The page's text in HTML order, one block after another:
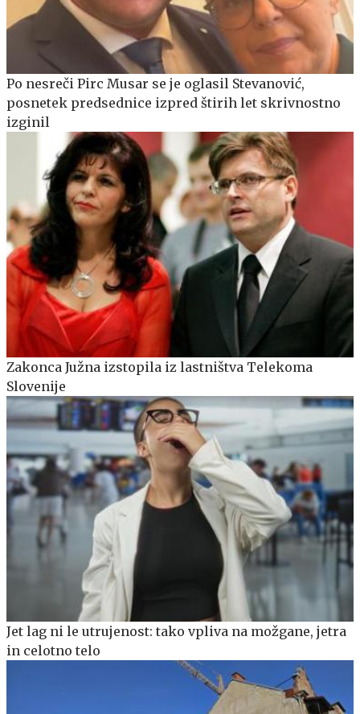
Po nesreči Pirc Musar se je oglasil Stevanović,
posnetek predsednice izpred štirih let skrivnostno
izginil
Zakonca Južna izstopila iz lastništva Telekoma
Slovenije
Jet lag ni le utrujenost: tako vpliva na možgane, jetra
in celotno telo